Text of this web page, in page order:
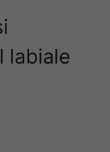
labiale